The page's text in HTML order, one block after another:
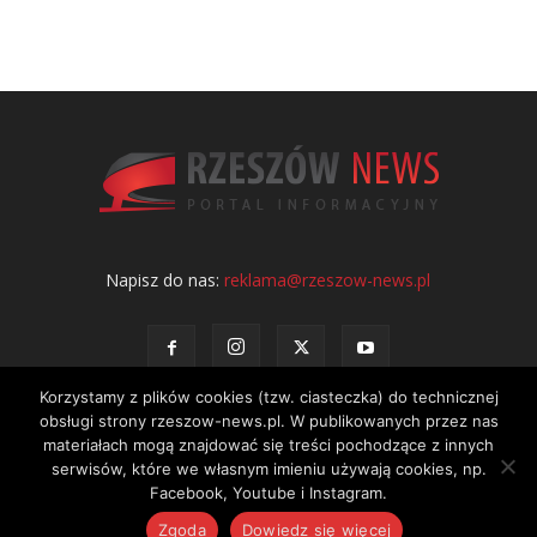
Napisz do nas:reklama@rzeszow-news.pl
Kontakt Polityka prywatności Regulamin portalu
© NEWS Sp. z o.o. - wydawca portalu Rzeszów News. Wszystkie prawa
Korzystamy z plików cookies (tzw. ciasteczka) do technicznej
obsługi strony rzeszow-news.pl. W publikowanych przez nas
materiałach mogą znajdować się treści pochodzące z innych
serwisów, które we własnym imieniu używają cookies, np.
Facebook, Youtube i Instagram.
Zgoda
Dowiedz się więcej